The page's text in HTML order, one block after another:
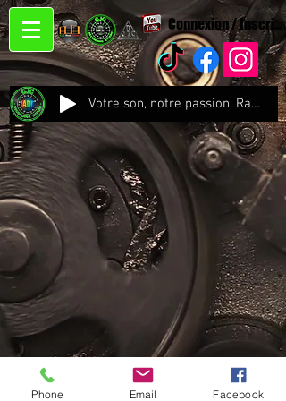
Connexion /
Votre son, notre passion, Radio CJC Recording Studio , là où chaque note prend vie !
Phone Email Facebook